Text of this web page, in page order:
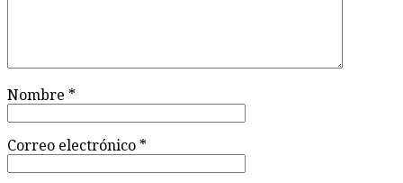
Nombre *
Correo electrónico *